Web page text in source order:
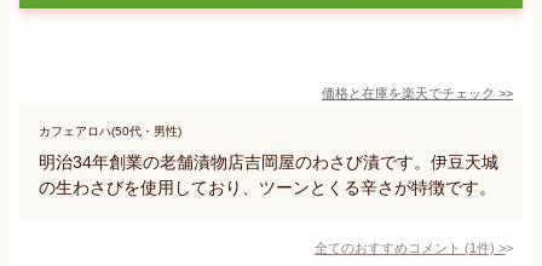
価格と在庫を楽天でチェック >>
カフェアロハ(50代・男性)
明治34年創業の老舗漬物店吉岡屋のわさび漬です。伊豆天城
の生わさびを使用しており、ツーンとくる辛さが特徴です。
全てのおすすめコメント (1件) >